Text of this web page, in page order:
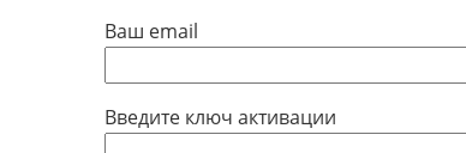
Ваш email
Введите ключ активации